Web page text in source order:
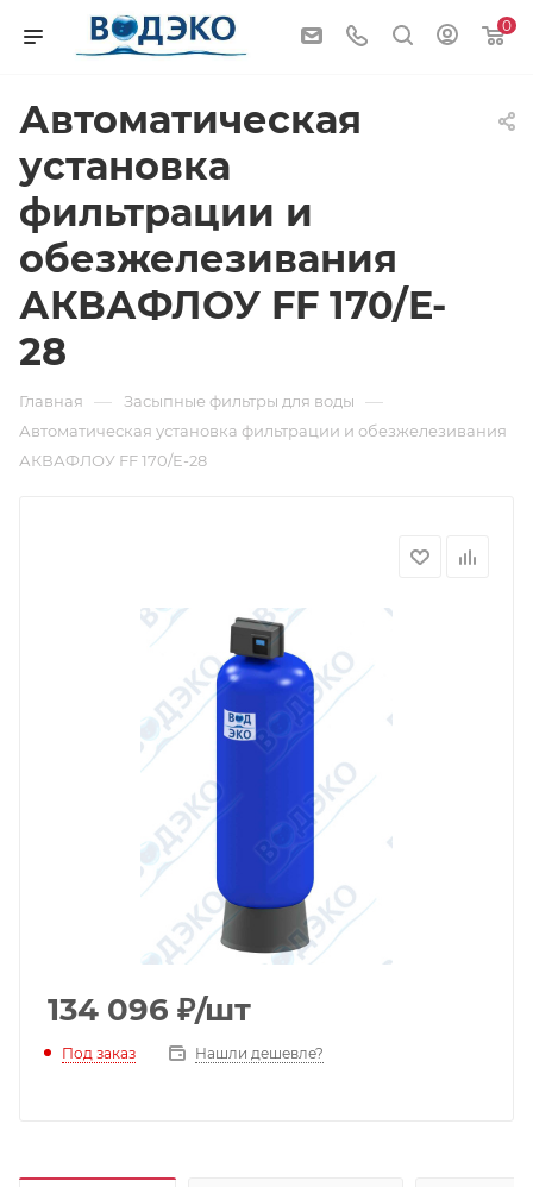
0
Автоматическая
установка
фильтрации и
обезжелезивания
АКВАФЛОУ FF 170/E-
28
Главная — Засыпные фильтры для воды —
Автоматическая установка фильтрации и обезжелезивания
АКВАФЛОУ FF 170/E-28
134 096 ₽/шт
Под заказ Нашли дешевле?